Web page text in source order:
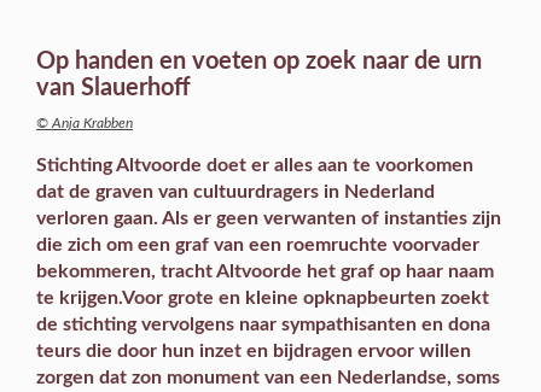
Op handen en voeten op zoek naar de urn
van Slauerhoff
© Anja Krabben
Stichting Altvoorde doet er alles aan te voorkomen
dat de graven van cultuurdragers in Nederland
verloren gaan. Als er geen verwanten of instanties zijn
die zich om een graf van een roemruchte voorvader
bekommeren, tracht Altvoorde het graf op haar naam
te krijgen.Voor grote en kleine opknapbeurten zoekt
de stichting vervolgens naar sympathisanten en dona
teurs die door hun inzet en bijdragen ervoor willen
zorgen dat zon monument van een Nederlandse, soms